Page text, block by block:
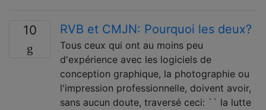
10 RVB et CMJN: Pourquoi les deux?
Tous ceux qui ont au moins peu
d'expérience avec les logiciels de
conception graphique, la photographie ou
l'impression professionnelle, doivent avoir,
sans aucun doute, traversé ceci: `` la lutte